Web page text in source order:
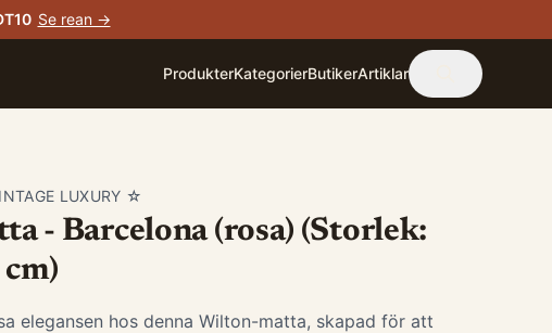
Se rean →
ProdukterKategorierButikerArtiklar
LUXURY ☆
- Barcelona (rosa) (Storlek:
elegansen hos denna Wilton-matta, skapad för att